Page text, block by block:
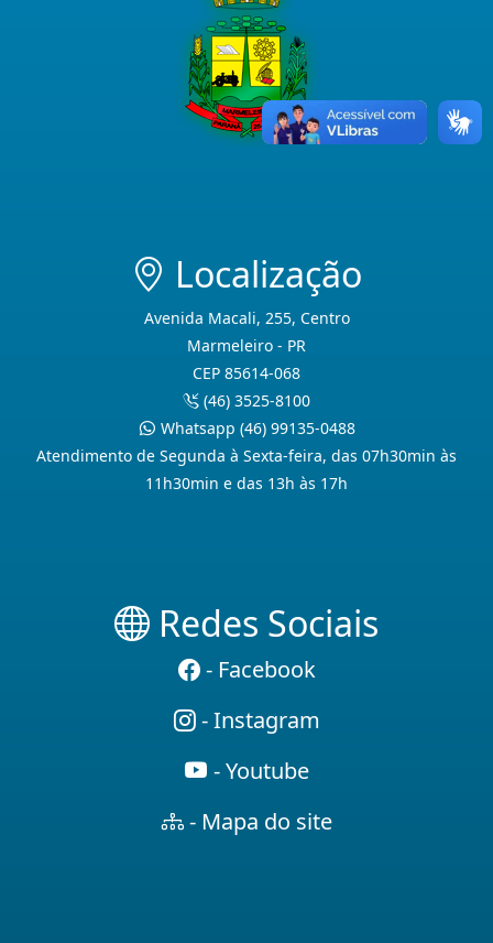
Localização
Avenida Macali, 255, Centro
Marmeleiro - PR
CEP 85614-068
(46) 3525-8100
Whatsapp (46) 99135-0488
Atendimento de Segunda à Sexta-feira, das 07h30min às
11h30min e das 13h às 17h
Redes Sociais
- Facebook
- Instagram
- Youtube
- Mapa do site